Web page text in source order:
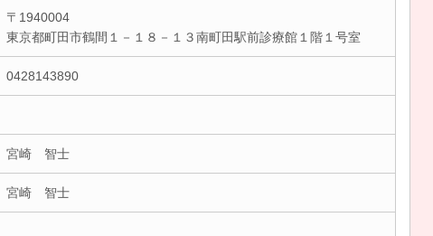
〒1940004
東京都町田市鶴間１－１８－１３南町田駅前診療館１階１号室
0428143890
宮崎 智士
宮崎 智士